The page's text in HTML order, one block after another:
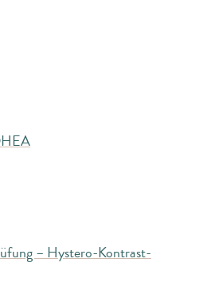
– Hystero-Kontrast-